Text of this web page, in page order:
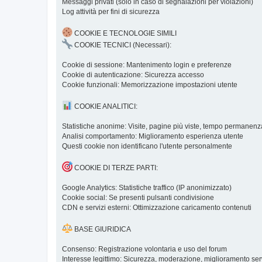
Messaggi privati (solo in caso di segnalazioni per violazioni)
Log attività per fini di sicurezza
COOKIE E TECNOLOGIE SIMILI
COOKIE TECNICI (Necessari):
Cookie di sessione: Mantenimento login e preferenze
Cookie di autenticazione: Sicurezza accesso
Cookie funzionali: Memorizzazione impostazioni utente
COOKIE ANALITICI:
Statistiche anonime: Visite, pagine più viste, tempo
Analisi comportamento: Miglioramento esperienza utente
Questi cookie non identificano l'utente personalmente
COOKIE DI TERZE PARTI:
Google Analytics: Statistiche traffico (IP anonimizzato)
Cookie social: Se presenti pulsanti condivisione
CDN e servizi esterni: Ottimizzazione caricamento contenuti
BASE GIURIDICA
Consenso: Registrazione volontaria e uso del forum
Interesse legittimo: Sicurezza, moderazione, miglioramento